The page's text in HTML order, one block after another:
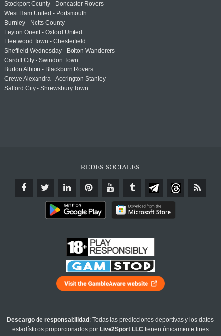
Stockport County - Doncaster Rovers
West Ham United - Portsmouth
Burnley - Notts County
Leyton Orient - Oxford United
Fleetwood Town - Chesterfield
Sheffield Wednesday - Bolton Wanderers
Cardiff City - Swindon Town
Burton Albion - Blackburn Rovers
Crewe Alexandra - Accrington Stanley
Salford City - Shrewsbury Town
REDES SOCIALES
Descargo de responsabilidad : Todas las predicciones deportivas y los datos
estadísticos proporcionados por Live2Sport LLC tienen únicamente fines